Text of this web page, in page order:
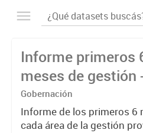
Informe primeros
meses de gestión
23 / JUN 24
Gobernación
Informe de los primeros 6
cada área de la gestión